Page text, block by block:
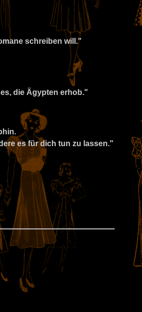
schreiben will."
die Ägypten erhob."
es für dich tun zu lassen."